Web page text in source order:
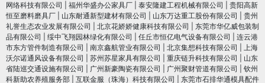
网络科技有限公司
福州华盛办公家具厂 泰安隆建工程机械有限公司
贵阳高新
恒至磨料磨具厂
山东耐通新型建材有限公司 山东万达重工股份有限公司
贵州
礼誉生态农业发展有限公司
北京花娇娇健康科技有限公司
东莞市华亿威包装制
品有限公司
绥中飞翔园林绿化有限公司 任丘市恒亿电气设备有限公司
连云港
市东方管件制造有限公司
南京鑫航管业有限公司 北京集想科技有限公司
上海
沃尔诺通风设备有限公司
苏州苏星家具有限公司 重庆链升科技有限公司
山东
省陆巡交通设施有限公司
广州新豪陶瓷有限公司 广州聚财管道有限公司
钦州
科新助农养殖服务部
互联金服（珠海）科技有限公司 东莞市石排华通模具配件